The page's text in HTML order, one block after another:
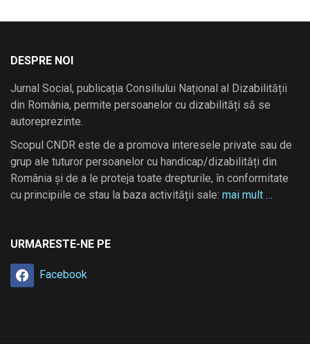
DESPRE NOI
Jurnal Social, publicația Consiliului Național al Dizabilității
din România, permite persoanelor cu dizabilități să se
autoreprezinte.
Scopul CNDR este de a promova interesele private sau de
grup ale tuturor persoanelor cu handicap/dizabilități din
România și de a le proteja toate drepturile, în conformitate
cu principiile ce stau la baza activității sale: mai mult …
URMARESTE-NE PE
Facebook